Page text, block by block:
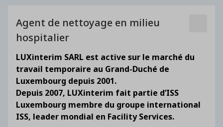
Agent de nettoyage en milieu
hospitalier
LUXinterim SARL est active sur le marché du
travail temporaire au Grand-Duché de
Luxembourg depuis 2001.
Depuis 2007, LUXinterim fait partie d’ISS
Luxembourg membre du groupe international
ISS, leader mondial en Facility Services.